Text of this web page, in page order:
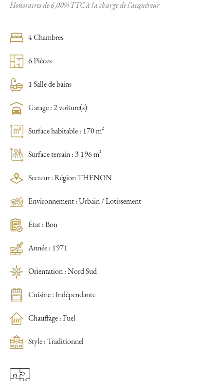
Honoraires de 6,00% TTC à la charge de l’acquéreur
4 Chambres
6 Pièces
1 Salle de bains
Garage : 2 voiture(s)
Surface habitable : 170 m²
Surface terrain : 3 196 m²
Secteur : Région THENON
Environnement : Urbain / Lotissement
État : Bon
Année : 1971
Orientation : Nord Sud
Cuisine : Indépendante
Chauffage : Fuel
Style : Traditionnel